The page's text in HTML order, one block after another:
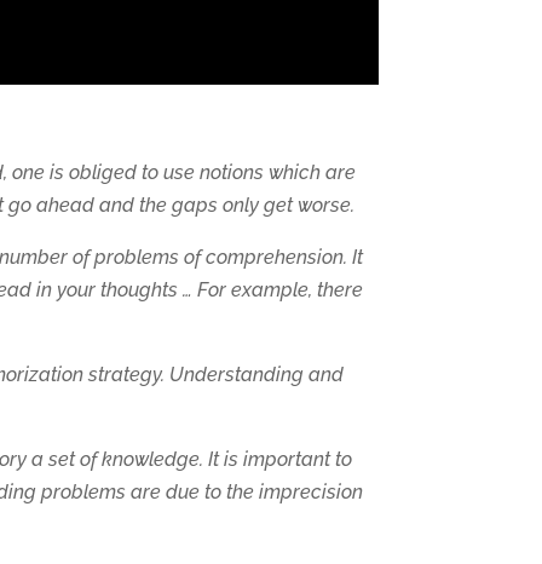
is obliged to use notions which are
ahead and the gaps only get worse.
of problems of comprehension. It
in your thoughts … For example, there
strategy. Understanding and
a set of knowledge. It is important to
problems are due to the imprecision